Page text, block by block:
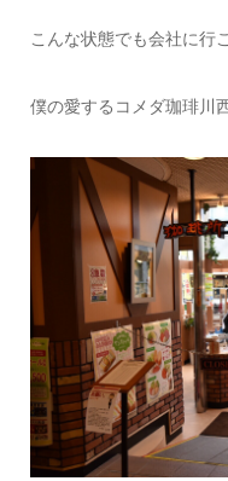
こんな状態でも会社に行
僕の愛するコメダ珈琲川